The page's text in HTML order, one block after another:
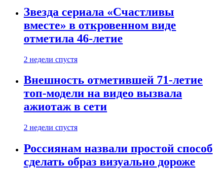
Звезда сериала «Счастливы
вместе» в откровенном виде
отметила 46-летие
2 недели спустя
Внешность отметившей 71-летие
топ-модели на видео вызвала
ажиотаж в сети
2 недели спустя
Россиянам назвали простой способ
сделать образ визуально дороже